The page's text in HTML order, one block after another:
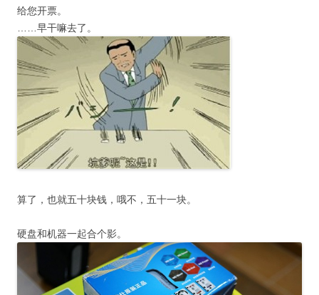
给您开票。
……早干嘛去了。
算了，也就五十块钱，哦不，五十一块。
硬盘和机器一起合个影。